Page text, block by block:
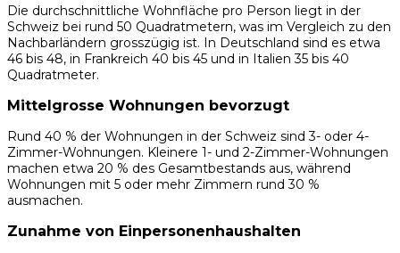
Die durchschnittliche Wohnfläche pro Person liegt in der
Schweiz bei rund 50 Quadratmetern, was im Vergleich zu den
Nachbarländern grosszügig ist. In Deutschland sind es etwa
46 bis 48, in Frankreich 40 bis 45 und in Italien 35 bis 40
Quadratmeter.
Mittelgrosse Wohnungen bevorzugt
Rund 40 % der Wohnungen in der Schweiz sind 3- oder 4-
Zimmer-Wohnungen. Kleinere 1- und 2-Zimmer-Wohnungen
machen etwa 20 % des Gesamtbestands aus, während
Wohnungen mit 5 oder mehr Zimmern rund 30 %
ausmachen.
Zunahme von Einpersonenhaushalten